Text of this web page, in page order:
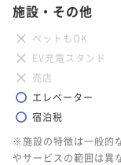
施設・その他
ペットもOK
EV充電スタンド
売店
エレベーター
宿泊税
※施設の特徴は一般的
やサービスの範囲は異